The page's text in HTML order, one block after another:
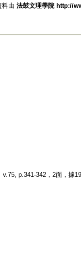
料由 法鼓文理學院 http://
p.341-342，2面，據